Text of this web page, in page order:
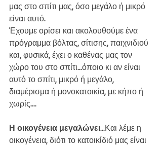
μας στο σπίτι μας, όσο μεγάλο ή μικρό
είναι αυτό.
Έχουμε ορίσει και ακολουθούμε ένα
πρόγραμμα βόλτας, σίτισης, παιχνιδιού
και, φυσικά, έχει ο καθένας μας τον
χώρο του στο σπίτι...όποιο κι αν είναι
αυτό το σπίτι, μικρό ή μεγάλο,
διαμέρισμα ή μονοκατοικία, με κήπο ή
χωρίς....
Η οικογένεια μεγαλώνει...Και λέμε η
οικογένεια, διότι το κατοικίδιό μας είναι